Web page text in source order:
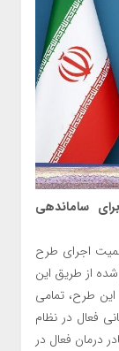
ساماندهی
اجرای طرح
از طریق این
این طرح، تمامی
فعال در نظام
درمان فعال در